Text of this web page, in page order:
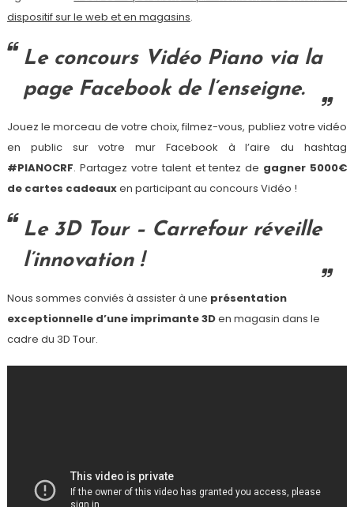
dispositif sur le web et en magasins.
Le concours Vidéo Piano via la
page Facebook de l’enseigne.
Jouez le morceau de votre choix, filmez-vous, publiez votre vidéo
en public sur votre mur Facebook à l’aire du hashtag
#PIANOCRF. Partagez votre talent et tentez de gagner 5000€
de cartes cadeauxen participant au concours Vidéo !
Le 3D Tour – Carrefour réveille
l’innovation !
Nous sommes conviés à assister à une présentation
exceptionnelle d’une imprimante 3Den magasin dans le
cadre du 3D Tour.